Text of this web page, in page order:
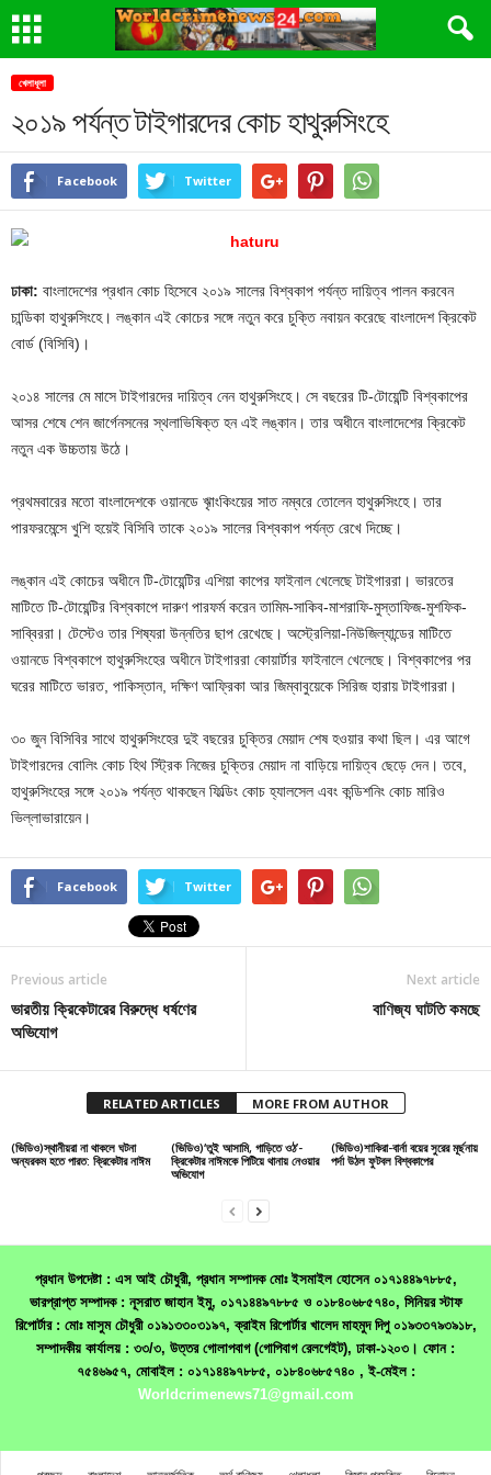
খেলাধূলা
২০১৯ পর্যন্ত টাইগারদের কোচ হাথুরুসিংহে
Facebook Twitter
ঢাকা: বাংলাদেশের প্রধান কোচ হিসেবে ২০১৯ সালের বিশ্বকাপ পর্যন্ত দায়িত্ব পালন করবেন
চান্ডিকা হাথুরুসিংহে। লঙ্কান এই কোচের সঙ্গে নতুন করে চুক্তি নবায়ন করেছে বাংলাদেশ ক্রিকেট
বোর্ড (বিসিবি)।
২০১৪ সালের মে মাসে টাইগারদের দায়িত্ব নেন হাথুরুসিংহে। সে বছরের টি-টোয়েন্টি বিশ্বকাপের
আসর শেষে শেন জার্গেনসনের স্থলাভিষিক্ত হন এই লঙ্কান। তার অধীনে বাংলাদেশের ক্রিকেট
নতুন এক উচ্চতায় উঠে।
প্রথমবারের মতো বাংলাদেশকে ওয়ানডে ৠাংকিংয়ের সাত নম্বরে তোলেন হাথুরুসিংহে। তার
পারফরমেন্সে খুশি হয়েই বিসিবি তাকে ২০১৯ সালের বিশ্বকাপ পর্যন্ত রেখে দিচ্ছে।
লঙ্কান এই কোচের অধীনে টি-টোয়েন্টির এশিয়া কাপের ফাইনাল খেলেছে টাইগাররা। ভারতের
মাটিতে টি-টোয়েন্টির বিশ্বকাপে দারুণ পারফর্ম করেন তামিম-সাকিব-মাশরাফি-মুস্তাফিজ-মুশফিক-
সাব্বিররা। টেস্টেও তার শিষ্যরা উন্নতির ছাপ রেখেছে। অস্ট্রেলিয়া-নিউজিল্যান্ডের মাটিতে
ওয়ানডে বিশ্বকাপে হাথুরুসিংহের অধীনে টাইগাররা কোয়ার্টার ফাইনালে খেলেছে। বিশ্বকাপের পর
ঘরের মাটিতে ভারত, পাকিস্তান, দক্ষিণ আফ্রিকা আর জিম্বাবুয়েকে সিরিজ হারায় টাইগাররা।
৩০ জুন বিসিবির সাথে হাথুরুসিংহের দুই বছরের চুক্তির মেয়াদ শেষ হওয়ার কথা ছিল। এর আগে
টাইগারদের বোলিং কোচ হিথ স্ট্রিক নিজের চুক্তির মেয়াদ না বাড়িয়ে দায়িত্ব ছেড়ে দেন। তবে,
হাথুরুসিংহের সঙ্গে ২০১৯ পর্যন্ত থাকছেন ফিল্ডিং কোচ হ্যালসেল এবং কন্ডিশনিং কোচ মারিও
ভিল্লাভারায়েন।
Facebook Twitter
Previous article
ভারতীয় ক্রিকেটারের বিরুদ্ধে ধর্ষণের
অভিযোগ
Next article
বাণিজ্য ঘাটতি কমছে
RELATED ARTICLES MORE FROM AUTHOR
(ভিডিও)স্থানীয়রা না থাকলে ঘটনা
অন্যরকম হতে পারত: ক্রিকেটার নাঈম
(ভিডিও)‘তুই আসামি, গাড়িতে ওঠ’-
ক্রিকেটার নাঈমকে পিটিয়ে থানায় নেওয়ার
অভিযোগ
(ভিডিও)শাকিরা-বার্না বয়ের সুরের মূর্ছনায়
পর্দা উঠল ফুটবল বিশ্বকাপের
প্রধান উপদেষ্টা : এস আই চৌধুরী, প্রধান সম্পাদক মোঃ ইসমাইল হোসেন ০১৭১৪৪৯৭৮৮৫,
ভারপ্রাপ্ত সম্পাদক : নূসরাত জাহান ইমু, ০১৭১৪৪৯৭৮৮৫ ও ০১৮৪০৬৮৫৭৪০, সিনিয়র স্টাফ
রিপোর্টার : মোঃ মাসুম চৌধুরী ০১৯১৩৩০৩১৯৭, ক্রাইম রিপোর্টার খালেদ মাহমুদ দিপু ০১৯৩৩৭৯৩৯১৮,
সম্পাদকীয় কার্যালয় : ৩৩/৩, উত্তর গোলাপবাগ (গোপিবাগ রেলগেইট), ঢাকা-১২০৩। ফোন :
৭৫৪৬৯৫৭, মোবাইল : ০১৭১৪৪৯৭৮৮৫, ০১৮৪০৬৮৫৭৪০ , ই-মেইল :
Worldcrimenews71@gmail.com